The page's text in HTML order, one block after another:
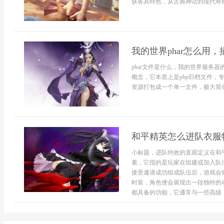
肤各具特色，从古典神话到现代
我的世界phar怎么用
phar文件是什么，我的世界服务器
概念，它本质上是php归档文件，
资源打包成一个单一文件，极大
和平精英怎么进队衣
小标题，进队特效的直观定义在
素，它指的是玩家在组建或加入
接受邀请成功组成队伍后，游戏
时装，角色便会展现出一段独特
都具备的功能，它通常与一些高级